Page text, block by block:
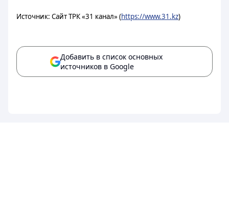
Источник: Сайт ТРК «31 канал» (https://www.31.kz)
Добавить в список основных
источников в Google